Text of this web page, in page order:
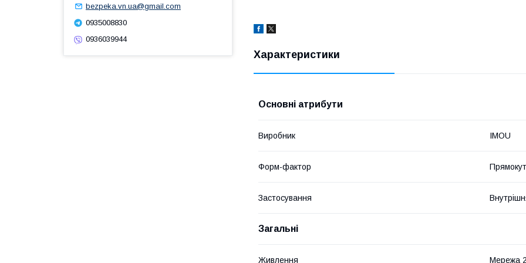
Характеристики
Основні атрибути
Виробник IMOU
Форм-фактор
Застосування
Загальні
Живлення Мережа
bezpeka.vn.ua@gmail.com
0935008830
0936039944